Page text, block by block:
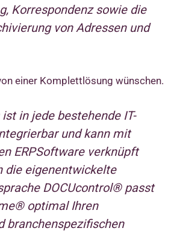
Korrespondenz sowie die
von Adressen und
einer Komplettlösung wünschen.
in jede bestehende IT-
und kann mit
ERPSoftware verknüpft
die eigenentwickelte
DOCUcontrol® passt
optimal Ihren
branchenspezifischen